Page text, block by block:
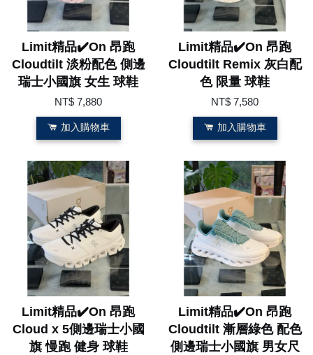
Limit精品✔️On 昂跑
Cloudtilt 淡粉配色 側邊
瑞士小國旗 女生 球鞋
NT$ 7,880
加入購物車
Limit精品✔️On 昂跑
Cloudtilt Remix 灰白配
色 限量 球鞋
NT$ 7,580
加入購物車
Limit精品✔️On 昂跑
Cloud x 5側邊瑞士小國
旗 慢跑 健身 球鞋
Limit精品✔️On 昂跑
Cloudtilt 漸層綠色 配色
側邊瑞士小國旗 男女尺